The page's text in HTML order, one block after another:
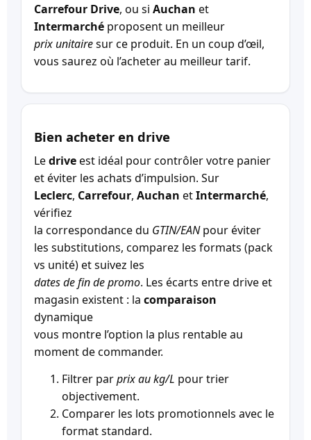
Carrefour Drive, ou si Auchan et
Intermarché proposent un meilleur
prix unitairesur ce produit. En un coup d’œil,
vous saurez où l’acheter au meilleur tarif.
Bien acheter en drive
Ledriveest idéal pour contrôler votre panier
et éviter les achats d’impulsion. Sur
Leclerc, Carrefour, Auchan etIntermarché,
vérifiez
la correspondance du GTIN/EANpour éviter
les substitutions, comparez les formats (pack
vs unité) et suivez les
dates de fin de promo. Les écarts entre drive et
magasin existent : la comparaison
dynamique
vous montre l’option la plus rentable au
moment de commander.
Filtrer parprix au kg/L pour trier
objectivement.
Comparer les lots promotionnels avec le
format standard.